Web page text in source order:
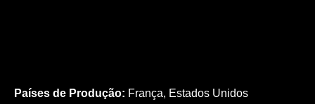
Países de Produção: França, Estados Unidos